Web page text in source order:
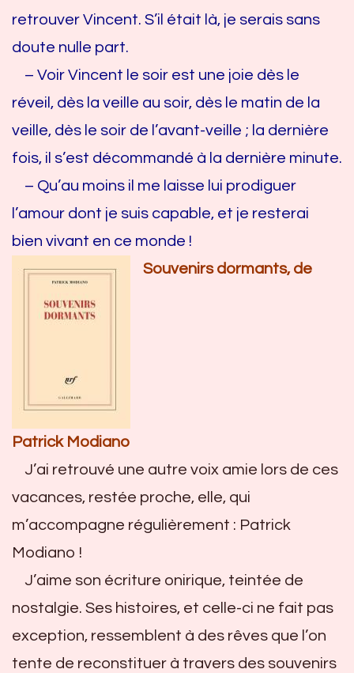
retrouver Vincent. S’il était là, je serais sans
doute nulle part.
– Voir Vincent le soir est une joie dès le
réveil, dès la veille au soir, dès le matin de la
veille, dès le soir de l’avant-veille ; la dernière
fois, il s’est décommandé à la dernière minute.
– Qu’au moins il me laisse lui prodiguer
l’amour dont je suis capable, et je resterai
bien vivant en ce monde !
Souvenirs dormants, de
Patrick Modiano
J’ai retrouvé une autre voix amie lors de ces
vacances, restée proche, elle, qui
m’accompagne régulièrement : Patrick
Modiano !
J’aime son écriture onirique, teintée de
nostalgie. Ses histoires, et celle-ci ne fait pas
exception, ressemblent à des rêves que l’on
tente de reconstituer à travers des souvenirs